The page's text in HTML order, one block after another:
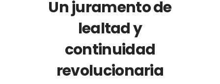
Un juramento de
lealtad y
continuidad
revolucionaria